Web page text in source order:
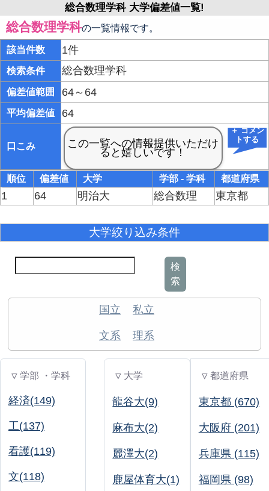
総合数理学科 大学偏差値一覧!
総合数理学科の一覧情報です。
該当件数 1件
検索条件 総合数理学科
偏差値範囲 64～64
平均偏差値 64
口こみ
＋ コメン
トする
順位 偏差値 大学 学部 - 学科 都道府県
1 64 明治大 総合数理 東京都
大学絞り込み条件
検
索
国立 私立
文系 理系
▽ 学部 ・学科
経済(149)
工(137)
看護(119)
文(118)
▽ 大学
龍谷大(9)
麻布大(2)
麗澤大(2)
鹿屋体育大(1)
▽ 都道府県
東京都 (670)
大阪府 (201)
兵庫県 (115)
福岡県 (98)